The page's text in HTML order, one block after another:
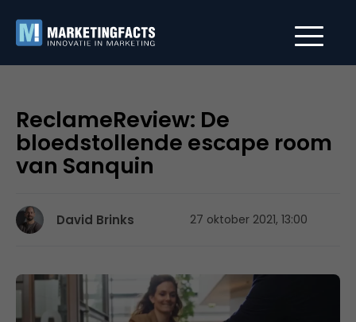
ReclameReview: De
bloedstollende escape room
van Sanquin
David Brinks 27 oktober 2021, 13:00